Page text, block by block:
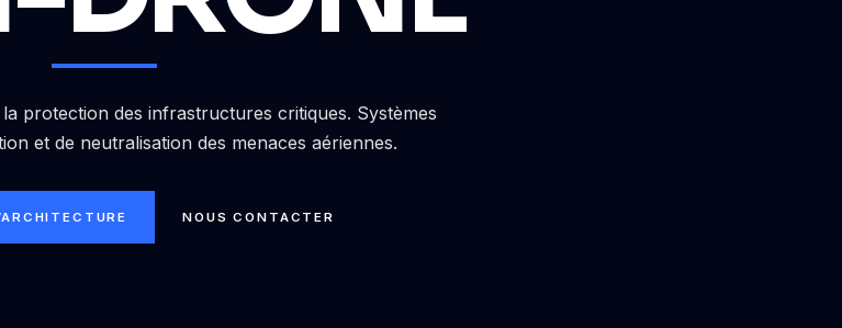
protection des infrastructures critiques. Systèmes
et de neutralisation des menaces aériennes.
NOUS CONTACTER